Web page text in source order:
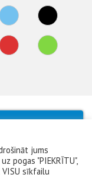
jums
pogas "PIEKRĪTU",
sīkfailu